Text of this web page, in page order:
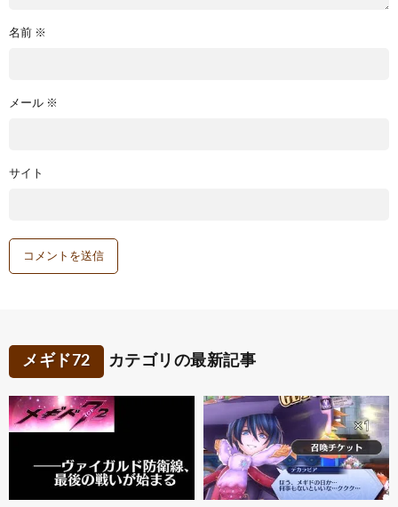
名前 ※
メール ※
サイト
メギド72 カテゴリの最新記事